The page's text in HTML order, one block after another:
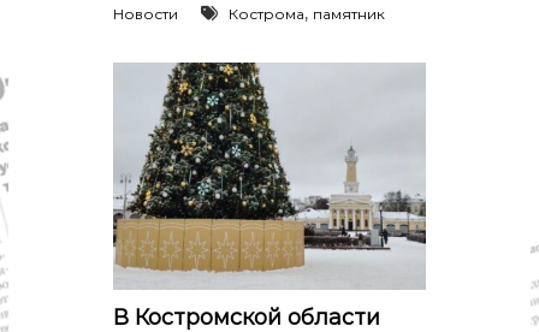
Новости Кострома, памятник
В Костромской области